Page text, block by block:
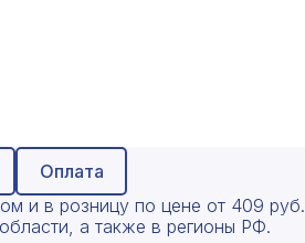
Оплата
и в розницу по цене от 409
а также в регионы РФ.